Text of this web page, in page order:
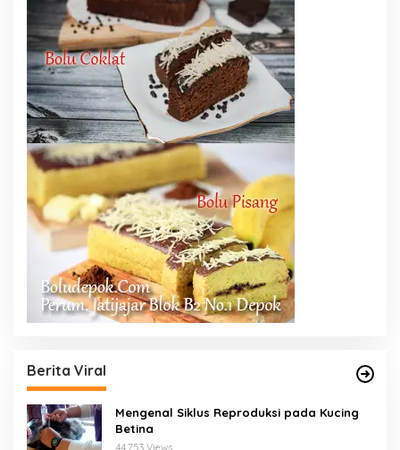
Berita Viral
Mengenal Siklus Reproduksi pada Kucing
Betina
44,753 Views